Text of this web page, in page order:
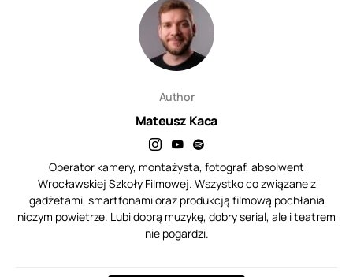
Author
Mateusz Kaca
Operator kamery, montażysta, fotograf, absolwent
Wrocławskiej Szkoły Filmowej. Wszystko co związane z
gadżetami, smartfonami oraz produkcją filmową pochłania
niczym powietrze. Lubi dobrą muzykę, dobry serial, ale i teatrem
nie pogardzi.